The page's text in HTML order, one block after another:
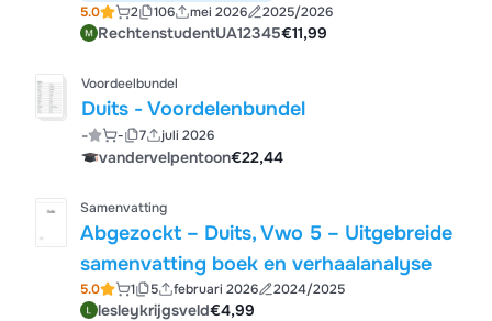
5.0
2 106 mei 2026 2025/2026
RechtenstudentUA12345€11,99
Voordeelbundel
Duits - Voordelenbundel
- - 7 juli 2026
vandervelpentoon€22,44
Samenvatting
Abgezockt – Duits, Vwo 5 – Uitgebreide
samenvatting boek en verhaalanalyse
5.0 1 5 februari 2026 2024/2025
lesleykrijgsveld€4,99